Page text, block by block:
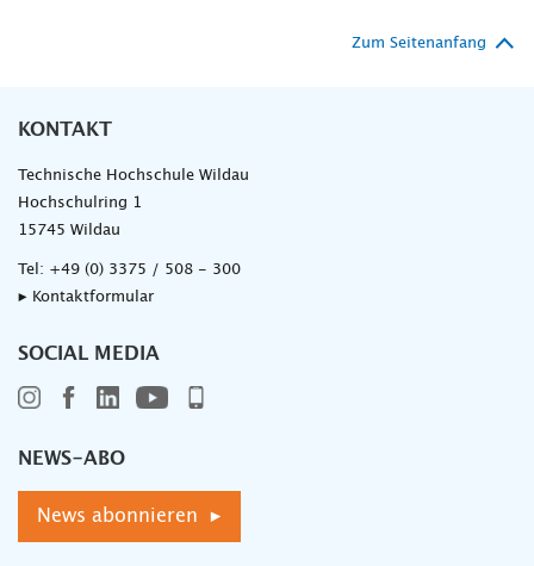
Zum Seitenanfang
KONTAKT
Technische Hochschule Wildau
Hochschulring 1
15745 Wildau
Tel: +49 (0) 3375 / 508 - 300
▸ Kontaktformular
SOCIAL MEDIA
NEWS-ABO
News abonnieren ▸